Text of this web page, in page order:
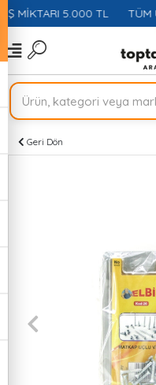
MİKTARI 5.000 TL TÜM
Geri Dön